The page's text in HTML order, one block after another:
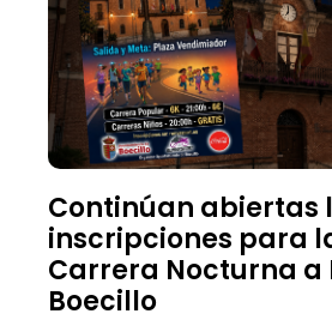
Continúan abiertas
inscripciones para
Carrera Nocturna a
Boecillo